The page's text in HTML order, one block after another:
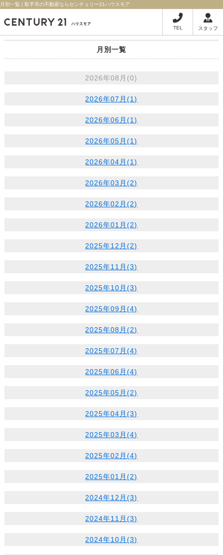
月別一覧 | 取手市の不動産ならセンチュリー21ハウスモア
TEL スタッフ
月別一覧
2026年08月(0)
2026年07月(1)
2026年06月(1)
2026年05月(1)
2026年04月(1)
2026年03月(2)
2026年02月(2)
2026年01月(2)
2025年12月(2)
2025年11月(3)
2025年10月(3)
2025年09月(4)
2025年08月(2)
2025年07月(4)
2025年06月(4)
2025年05月(2)
2025年04月(3)
2025年03月(4)
2025年02月(4)
2025年01月(2)
2024年12月(3)
2024年11月(3)
2024年10月(3)